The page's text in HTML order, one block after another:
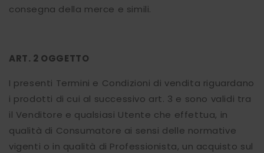
consegna della merce e simili.
ART. 2 OGGETTO
I presenti Termini e Condizioni di vendita riguardano
i prodotti di cui al successivo art. 3 e sono validi tra
il Venditore e qualsiasi Utente che effettua, in
qualità di Consumatore ai sensi delle normative
vigenti o in qualità di Professionista, un acquisto sul